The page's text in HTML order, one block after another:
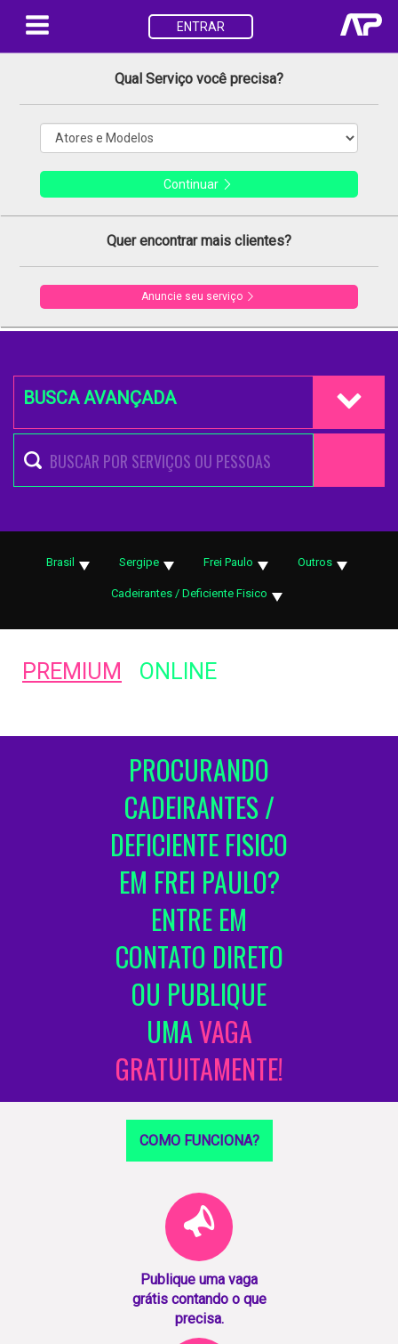
ENTRAR
Qual Serviço você precisa?
Continuar
Quer encontrar mais clientes?
Anuncie seu serviço
BUSCA AVANÇADA
Brasil Sergipe Frei Paulo Outros
Cadeirantes / Deficiente Fisico
PREMIUM ONLINE
PROCURANDO
CADEIRANTES /
DEFICIENTE FISICO
EM FREI PAULO?
ENTRE EM
CONTATO DIRETO
OU PUBLIQUE
UMAVAGA
GRATUITAMENTE!
COMO FUNCIONA?
Publique uma vaga
grátis contando o que
precisa.